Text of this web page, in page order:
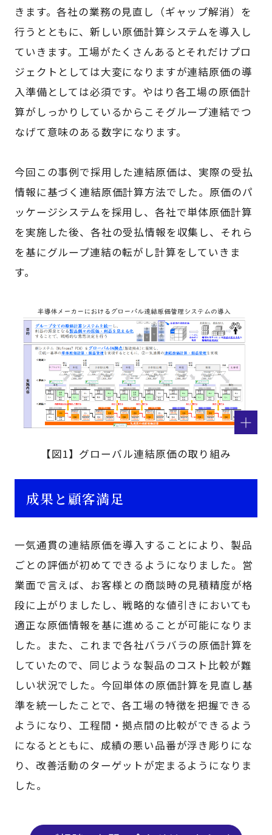
きます。各社の業務の見直し（ギャップ解消）を
行うとともに、新しい原価計算システムを導入し
ていきます。工場がたくさんあるとそれだけプロ
ジェクトとしては大変になりますが連結原価の導
入準備としては必須です。やはり各工場の原価計
算がしっかりしているからこそグループ連結でつ
なげて意味のある数字になります。
今回この事例で採用した連結原価は、実際の受払
情報に基づく連結原価計算方法でした。原価のパ
ッケージシステムを採用し、各社で単体原価計算
を実施した後、各社の受払情報を収集し、それら
を基にグループ連結の転がし計算をしていきま
す。
【図1】グローバル連結原価の取り組み
成果と顧客満足
一気通貫の連結原価を導入することにより、製品
ごとの評価が初めてできるようになりました。営
業面で言えば、お客様との商談時の見積精度が格
段に上がりましたし、戦略的な値引きにおいても
適正な原価情報を基に進めることが可能になりま
した。また、これまで各社バラバラの原価計算を
していたので、同じような製品のコスト比較が難
しい状況でした。今回単体の原価計算を見直し基
準を統一したことで、各工場の特徴を把握できる
ようになり、工程間・拠点間の比較ができるよう
になるとともに、成績の悪い品番が浮き彫りにな
り、改善活動のターゲットが定まるようになりま
した。